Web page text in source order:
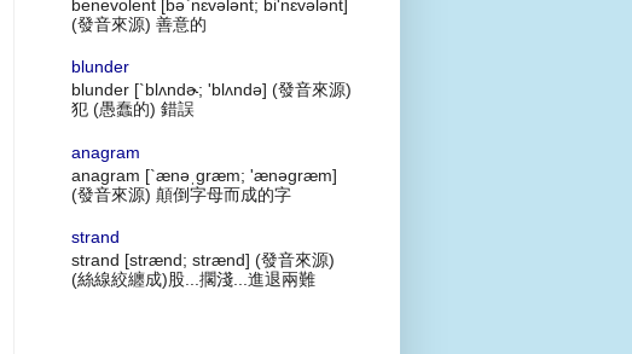
benevolent [bə`nɛvələnt; bi'nɛvələnt]
(發音來源) 善意的
blunder
blunder [`blʌndɚ; 'blʌndə] (發音來源)
犯 (愚蠢的) 錯誤
anagram
anagram [`ænəˌgræm; 'ænəgræm]
(發音來源) 顛倒字母而成的字
strand
strand [strænd; strænd] (發音來源)
(絲線絞纏成)股...擱淺...進退兩難